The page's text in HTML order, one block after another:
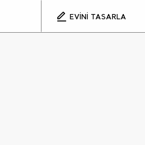
EVİNİ TASARLA